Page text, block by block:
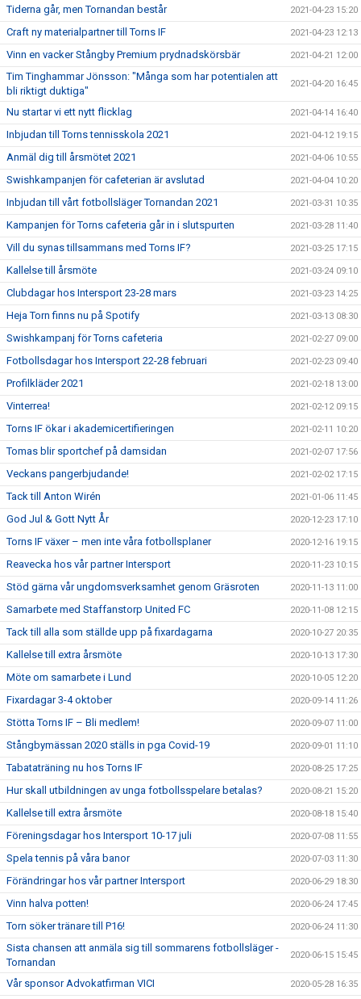
Tiderna går, men Tornandan består 2021-04-23 15:20
Craft ny materialpartner till Torns IF 2021-04-23 12:13
Vinn en vacker Stångby Premium prydnadskörsbär 2021-04-21 12:00
Tim Tinghammar Jönsson: "Många som har potentialen att
bli riktigt duktiga"
2021-04-20 16:45
Nu startar vi ett nytt flicklag 2021-04-14 16:40
Inbjudan till Torns tennisskola 2021 2021-04-12 19:15
Anmäl dig till årsmötet 2021 2021-04-06 10:55
Swishkampanjen för cafeterian är avslutad 2021-04-04 10:20
Inbjudan till vårt fotbollsläger Tornandan 2021 2021-03-31 10:35
Kampanjen för Torns cafeteria går in i slutspurten 2021-03-28 11:40
Vill du synas tillsammans med Torns IF? 2021-03-25 17:15
Kallelse till årsmöte 2021-03-24 09:10
Clubdagar hos Intersport 23-28 mars 2021-03-23 14:25
Heja Torn finns nu på Spotify 2021-03-13 08:30
Swishkampanj för Torns cafeteria 2021-02-27 09:00
Fotbollsdagar hos Intersport 22-28 februari 2021-02-23 09:40
Profilkläder 2021 2021-02-18 13:00
Vinterrea! 2021-02-12 09:15
Torns IF ökar i akademicertifieringen 2021-02-11 10:20
Tomas blir sportchef på damsidan 2021-02-07 17:56
Veckans pangerbjudande! 2021-02-02 17:15
Tack till Anton Wirén 2021-01-06 11:45
God Jul & Gott Nytt År 2020-12-23 17:10
Torns IF växer – men inte våra fotbollsplaner 2020-12-16 19:15
Reavecka hos vår partner Intersport 2020-11-23 10:15
Stöd gärna vår ungdomsverksamhet genom Gräsroten 2020-11-13 11:00
Samarbete med Staffanstorp United FC 2020-11-08 12:15
Tack till alla som ställde upp på fixardagarna 2020-10-27 20:35
Kallelse till extra årsmöte 2020-10-13 17:30
Möte om samarbete i Lund 2020-10-05 12:20
Fixardagar 3-4 oktober 2020-09-14 11:26
Stötta Torns IF – Bli medlem! 2020-09-07 11:00
Stångbymässan 2020 ställs in pga Covid-19 2020-09-01 11:10
Tabataträning nu hos Torns IF 2020-08-25 17:25
Hur skall utbildningen av unga fotbollsspelare betalas? 2020-08-21 15:20
Kallelse till extra årsmöte 2020-08-18 15:40
Föreningsdagar hos Intersport 10-17 juli 2020-07-08 11:55
Spela tennis på våra banor 2020-07-03 11:30
Förändringar hos vår partner Intersport 2020-06-29 18:30
Vinn halva potten! 2020-06-24 17:45
Torn söker tränare till P16! 2020-06-24 11:30
Sista chansen att anmäla sig till sommarens fotbollsläger -
Tornandan
2020-06-15 15:45
Vår sponsor Advokatfirman VICI 2020-05-28 16:35